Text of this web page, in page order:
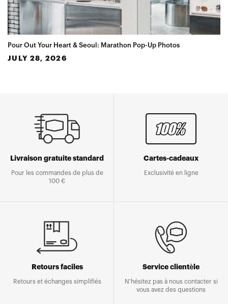
Pour Out Your Heart & Seoul: Marathon Pop-Up Photos
JULY 28, 2026
Livraison gratuite standard
Pour les commandes de plus de
100 €
Cartes-cadeaux
Exclusivité en ligne
Retours faciles
Retours et échanges simplifiés
Service clientèle
N'hésitez pas à nous contacter si
vous avez des questions